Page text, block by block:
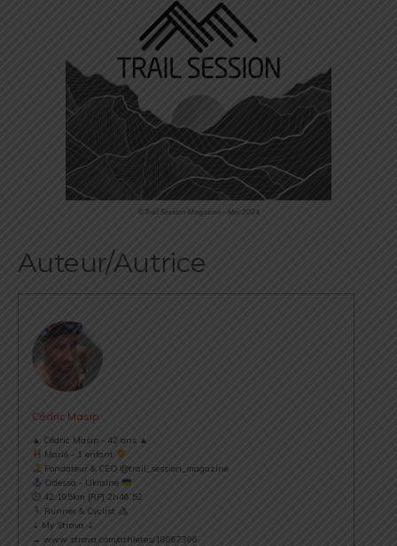
©Trail Session Magazine – Mai 2024
Auteur/Autrice
Cédric Masip
▲ Cédric Masip - 42 ans ▲
Marié - 1 enfant
Fondateur & CEO @trail_session_magazine
Odessa - Ukraine
⏱ 42.195km [RP] 2h46’52
Runner & Cyclist
⇣ My Strava ⇣
→ www.strava.com/athletes/18867396